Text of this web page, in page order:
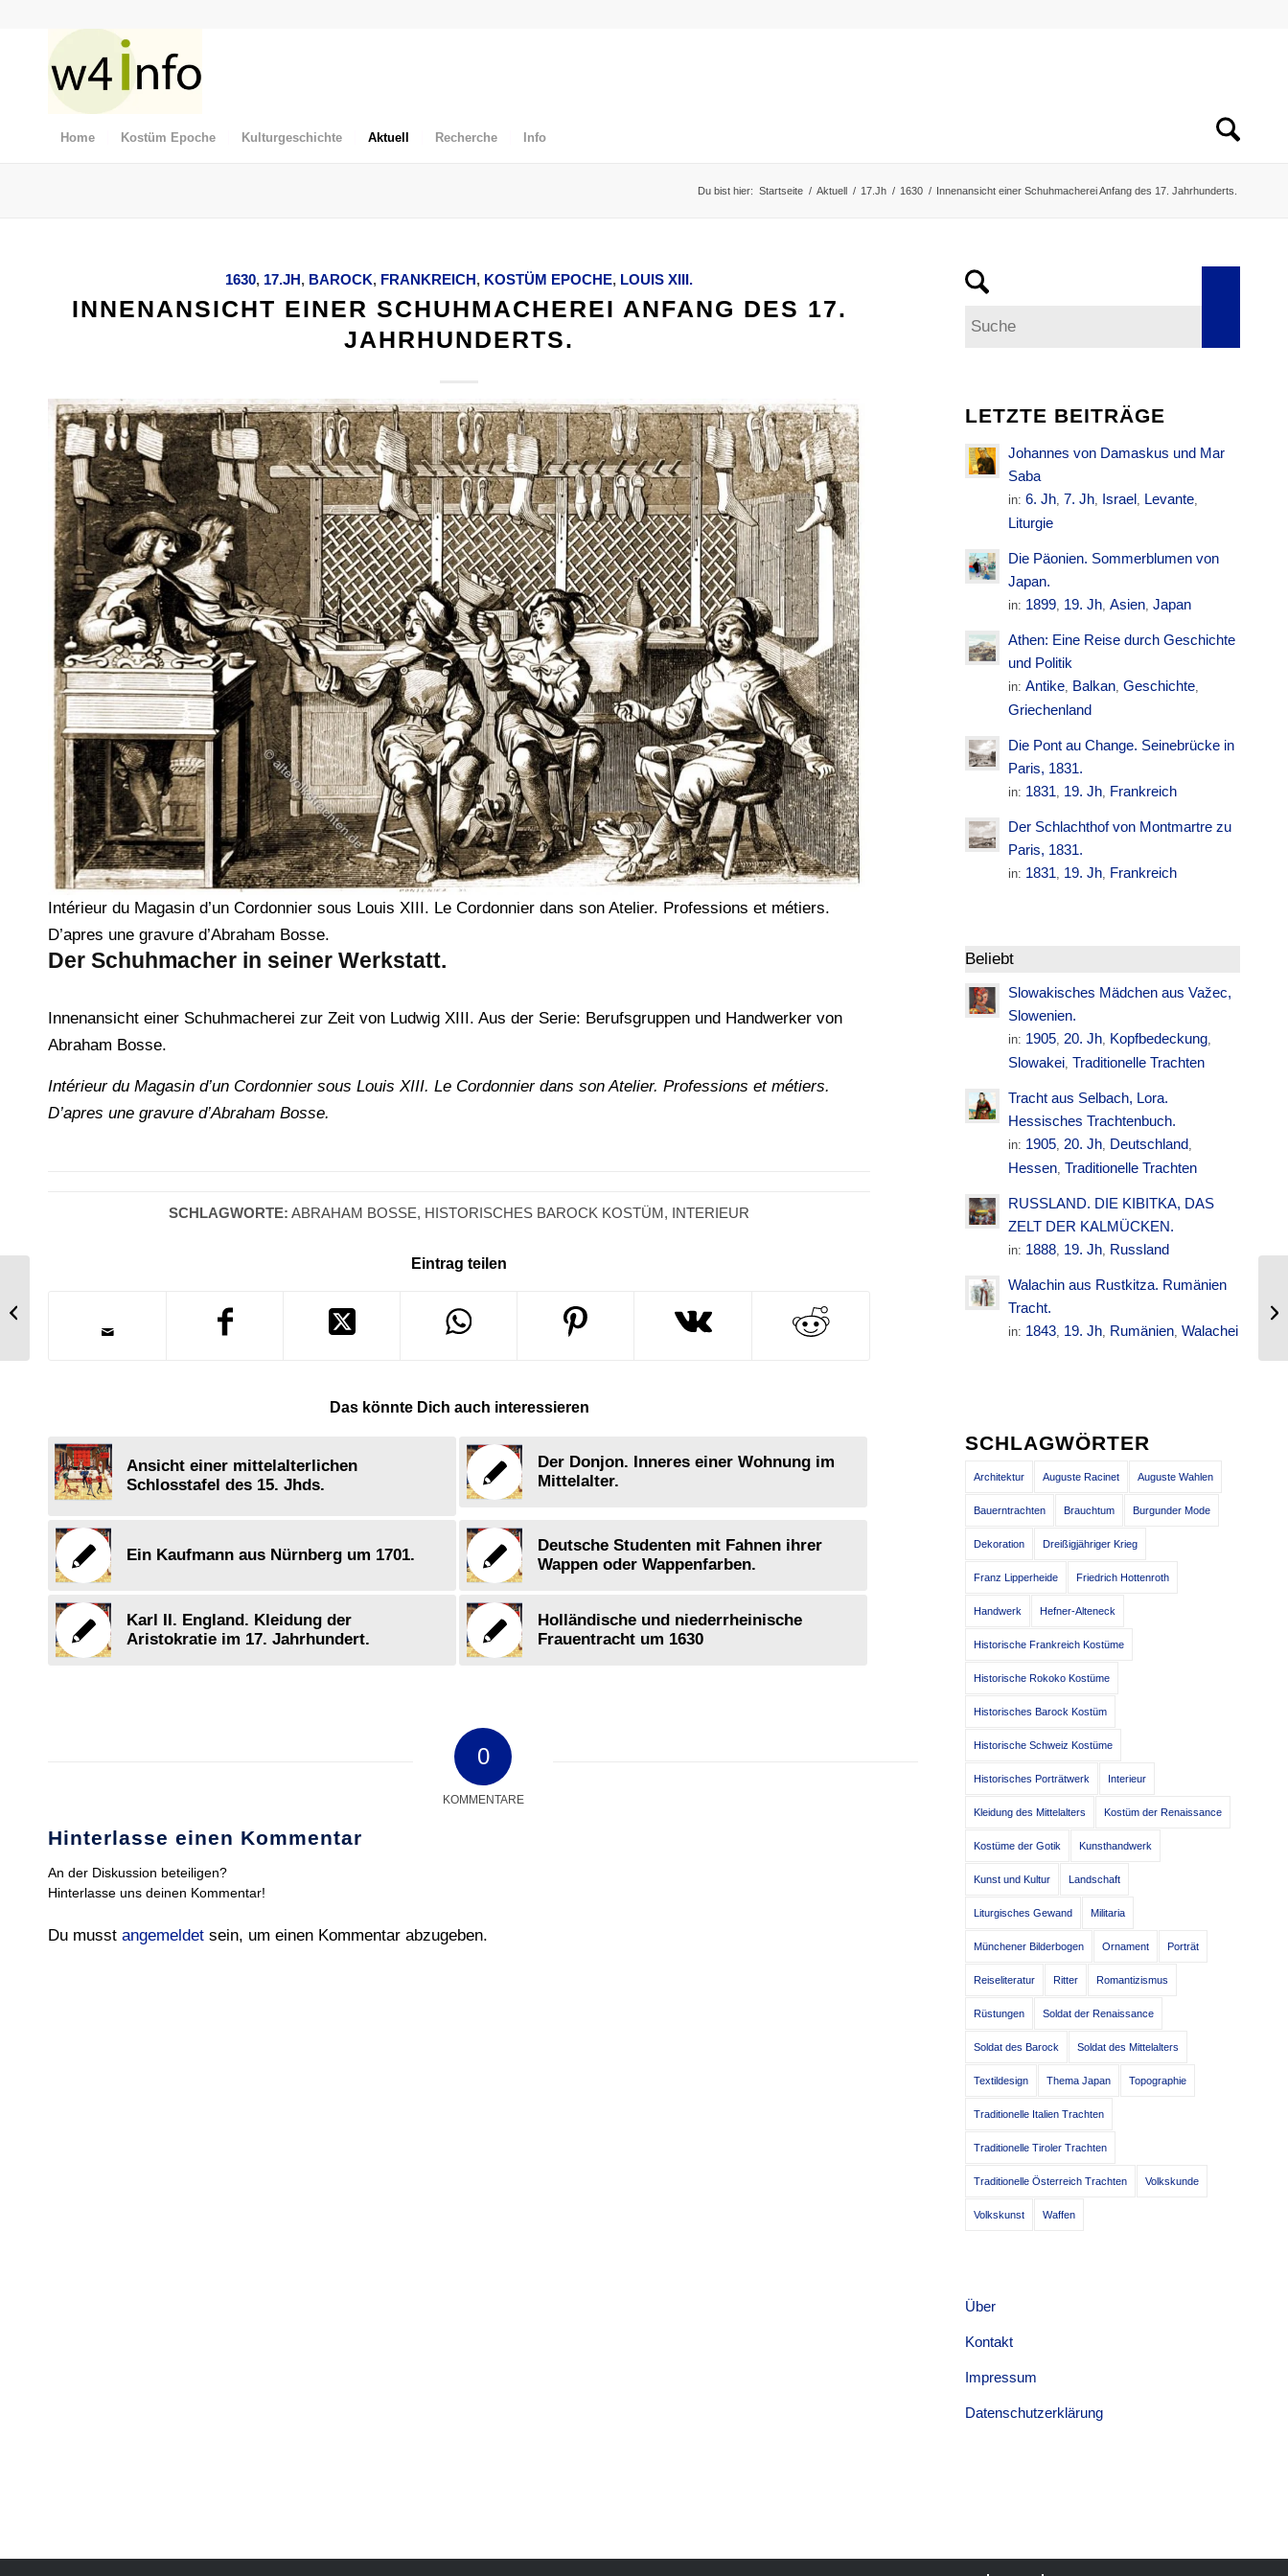
Home Kostüm Epoche Kulturgeschichte Aktuell Recherche Info
Du bist hier: Startseite / Aktuell / 17.Jh / 1630 / Innenansicht einer Schuhmacherei Anfang des 17. Jahrhunderts.
1630, 17.JH, BAROCK, FRANKREICH, KOSTÜM EPOCHE, LOUIS XIII.
INNENANSICHT EINER SCHUHMACHEREI ANFANG DES 17.
JAHRHUNDERTS.
Intérieur du Magasin d’un Cordonnier sous Louis XIII. Le Cordonnier dans son Atelier. Professions et métiers.
D’apres une gravure d’Abraham Bosse.
Der Schuhmacher in seiner Werkstatt.
Innenansicht einer Schuhmacherei zur Zeit von Ludwig XIII. Aus der Serie: Berufsgruppen und Handwerker von
Abraham Bosse.
Intérieur du Magasin d’un Cordonnier sous Louis XIII. Le Cordonnier dans son Atelier. Professions et métiers.
D’apres une gravure d’Abraham Bosse.
SCHLAGWORTE: ABRAHAM BOSSE, HISTORISCHES BAROCK KOSTÜM, INTERIEUR
Eintrag teilen
Das könnte Dich auch interessieren
Ansicht einer mittelalterlichen
Schlosstafel des 15. Jhds.
Der Donjon. Inneres einer Wohnung im
Mittelalter.
Ein Kaufmann aus Nürnberg um 1701.
Deutsche Studenten mit Fahnen ihrer
Wappen oder Wappenfarben.
Karl II. England. Kleidung der
Aristokratie im 17. Jahrhundert.
Holländische und niederrheinische
Frauentracht um 1630
0
KOMMENTARE
Hinterlasse einen Kommentar
An der Diskussion beteiligen?
Hinterlasse uns deinen Kommentar!
Du musst angemeldet sein, um einen Kommentar abzugeben.
LETZTE BEITRÄGE
Johannes von Damaskus und Mar
Saba
in:6. Jh, 7. Jh, Israel, Levante,
Liturgie
Die Päonien. Sommerblumen von
Japan.
in: 1899, 19. Jh,Asien,Japan
Athen: Eine Reise durch Geschichte
und Politik
in:Antike, Balkan,Geschichte,
Griechenland
Die Pont au Change. Seinebrücke in
Paris, 1831.
in: 1831, 19. Jh, Frankreich
Der Schlachthof von Montmartre zu
Paris, 1831.
in: 1831, 19. Jh, Frankreich
Beliebt
Slowakisches Mädchen aus Važec,
Slowenien.
in: 1905,20. Jh, Kopfbedeckung,
Slowakei, Traditionelle Trachten
Tracht aus Selbach, Lora.
Hessisches Trachtenbuch.
in: 1905,20. Jh, Deutschland,
Hessen, Traditionelle Trachten
RUSSLAND. DIE KIBITKA, DAS
ZELT DER KALMÜCKEN.
in: 1888, 19. Jh, Russland
Walachin aus Rustkitza. Rumänien
Tracht.
in: 1843, 19. Jh, Rumänien,Walachei
SCHLAGWÖRTER
Architektur Auguste Racinet Auguste Wahlen
Bauerntrachten Brauchtum Burgunder Mode
Dekoration Dreißigjähriger Krieg
Franz Lipperheide Friedrich Hottenroth
Handwerk Hefner-Alteneck
Historische Frankreich Kostüme
Historische Rokoko Kostüme
Historisches Barock Kostüm
Historische Schweiz Kostüme
Historisches Porträtwerk Interieur
Kleidung des Mittelalters Kostüm der Renaissance
Kostüme der Gotik Kunsthandwerk
Kunst und Kultur Landschaft
Liturgisches Gewand Militaria
Münchener Bilderbogen Ornament Porträt
Reiseliteratur Ritter Romantizismus
Rüstungen Soldat der Renaissance
Soldat des Barock Soldat des Mittelalters
Textildesign Thema Japan Topographie
Traditionelle Italien Trachten
Traditionelle Tiroler Trachten
Traditionelle Österreich Trachten Volkskunde
Volkskunst Waffen
Über
Kontakt
Impressum
Datenschutzerklärung